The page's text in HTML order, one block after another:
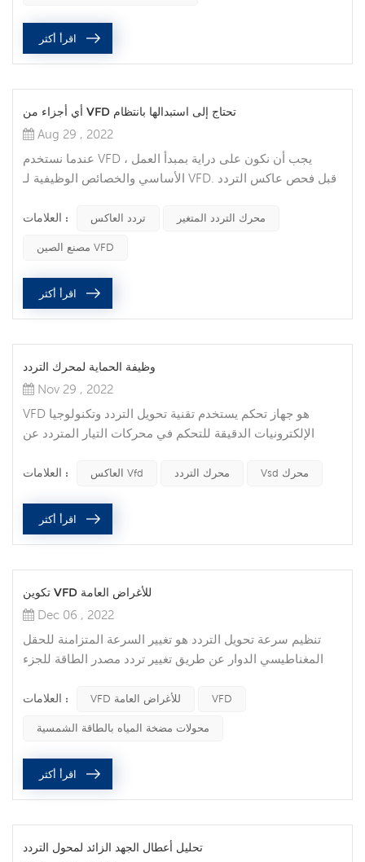
اقرأ أكثر
أي أجزاء من VFD تحتاج إلى استبدالها بانتظام
Aug 29 , 2022
عندما نستخدم VFD ، يجب أن نكون على دراية بمبدأ العمل
الأساسي والخصائص الوظيفية لـ VFD. قبل فحص عاكس التردد
إطفاء مصباح مؤشر محرك التردد المتغير تمامًا. بنود المعاينة
المحيطة. إذا كانت درجة الحرارة مرتفعة للغاية ، فسوف يتسبب
ذلك في ارتفاع درجة حرارة محرك التردد المتغير. في الحالات
الشديدة ...
العلامات : تردد العاكس محرك التردد المتغير
مصنع الصين VFD
اقرأ أكثر
وظيفة الحماية لمحرك التردد
Nov 29 , 2022
VFD هو جهاز تحكم يستخدم تقنية تحويل التردد وتكنولوجيا
الإلكترونيات الدقيقة للتحكم في محركات التيار المتردد عن
بشكل أساسي من التصحيح (AC إلى DC) ، والفلتر ، والعاكس
ووحدة المعالجة الدقيقة ، وما إلى ذلك. يوفر VFD جهد إمداد
العلامات : العاكس Vfd محرك التردد Vsd محرك
اقرأ أكثر
تكوين VFD للأغراض العامة
Dec 06 , 2022
تنظيم سرعة تحويل التردد هو تغيير السرعة المتزامنة للحقل
المغناطيسي الدوار عن طريق تغيير تردد مصدر الطاقة للجزء
إضافي للانزلاق. تتمثل المزايا البارزة في كفاءة تنظيم السرعة
تنظيم السرعة الواسع ، وتنظيم السرعة بدون خطوات ،
والاستجابة الديناميكية السريعة ، ودقة التنظيم عالية السرعة ،
والتشغيل...
العلامات : VFD للأغراض العامة VFD
محولات مضخة المياه بالطاقة الشمسية
اقرأ أكثر
تحليل أعطال الجهد الزائد لمحول التردد